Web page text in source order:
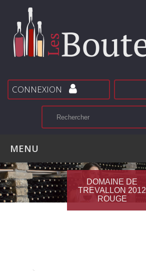
CONNEXION
MENU
DOMAINE DE
TREVALLON 2012
ROUGE